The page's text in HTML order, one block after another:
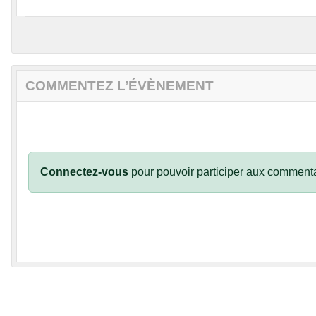
COMMENTEZ L’ÉVÈNEMENT
Connectez-vous pour pouvoir participer aux